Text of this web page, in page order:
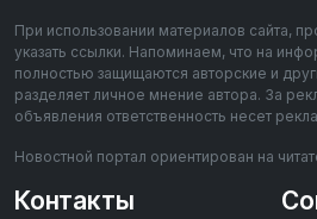
При использовании материалов сайта,
указать ссылки. Напоминаем, что на
полностью защищаются авторские и
разделяет личное мнение автора. За
объявления ответственность несет
Новостной портал ориентирован на
Контакты